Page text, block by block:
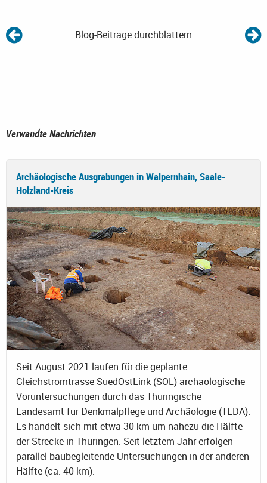
Blog-Beiträge durchblättern
Verwandte Nachrichten
Archäologische Ausgrabungen in Walpernhain, Saale-
Holzland-Kreis
Seit August 2021 laufen für die geplante
Gleichstromtrasse SuedOstLink (SOL) archäologische
Voruntersuchungen durch das Thüringische
Landesamt für Denkmalpflege und Archäologie (TLDA).
Es handelt sich mit etwa 30 km um nahezu die Hälfte
der Strecke in Thüringen. Seit letztem Jahr erfolgen
parallel baubegleitende Untersuchungen in der anderen
Hälfte (ca. 40 km).